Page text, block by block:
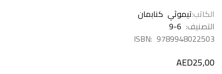
الكاتبتيموثي كنابمان
التصنيف: 9-6
ISBN:9789948022503
AED25,00